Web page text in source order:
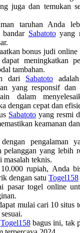
juga dan temukan
taruhan Anda
Sabatotoyang
bonus judi online
meningkatkan
tambahan.
dari Sabatoto
yang responsif dan
dalam
dengan cepat dan
Sabatoto yang resmi
keamanan
dengan pengalaman
pelanggan yang lebih
masalah teknis.
rupiah, Anda
dengan satu Togel158
pasar togel online
mulai cari 10 situs
Togel158bagus ini, tak